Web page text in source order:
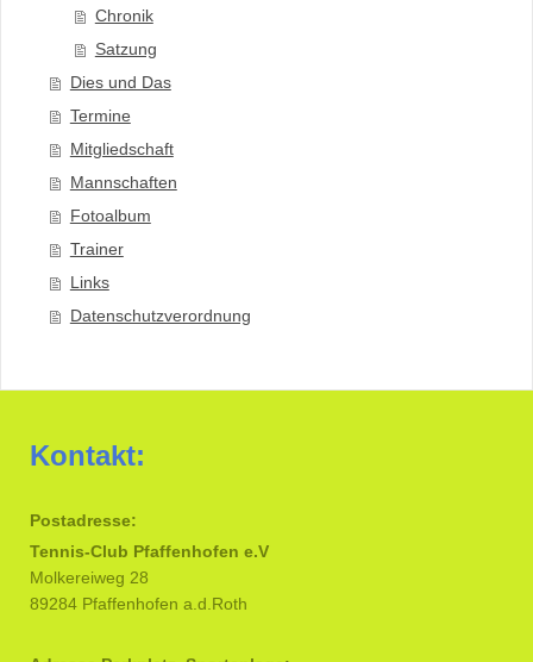
Chronik
Satzung
Dies und Das
Termine
Mitgliedschaft
Mannschaften
Fotoalbum
Trainer
Links
Datenschutzverordnung
Kontakt:
Postadresse:
Tennis-Club Pfaffenhofen e.V
Molkereiweg 28
89284 Pfaffenhofen a.d.Roth